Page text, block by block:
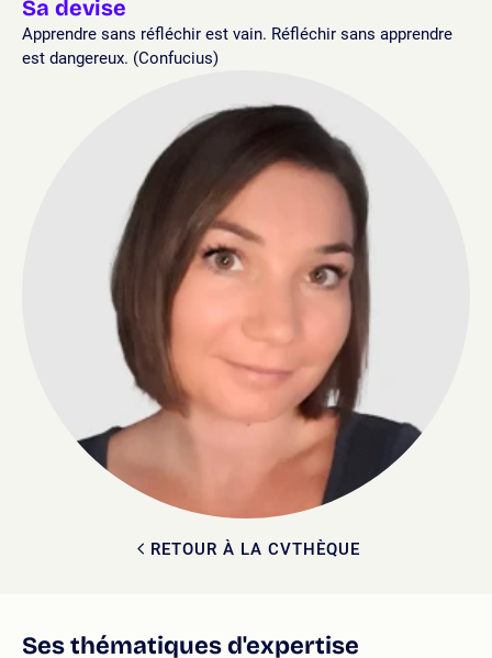
RETOUR À LA CVTHÈQUE
Sa devise
Apprendre sans réfléchir est vain. Réfléchir sans apprendre
est dangereux. (Confucius)
Ses thématiques d'expertise